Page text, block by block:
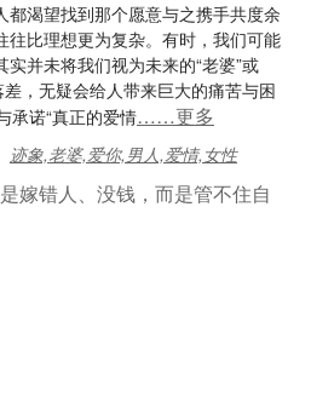
都渴望找到那个愿意与之携手共度余
往比理想更为复杂。有时，我们可能
并未将我们视为未来的“老婆”或
差，无疑会给人带来巨大的痛苦与困
承诺“真正的爱情……更多
迹象,老婆,爱你,男人,爱情,女性